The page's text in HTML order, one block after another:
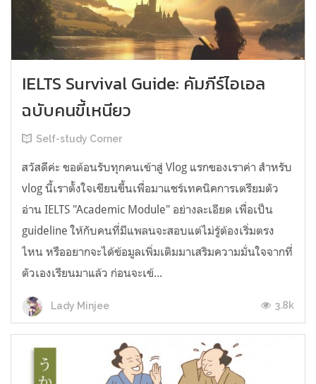
IELTS Survival Guide: คัมภีร์ไอเอล
ฉบับคนขี้เหนียว
Self-study Corner
สวัสดีค่ะ ขอต้อนรับทุกคนเข้าสู่ Vlog แรกของเราค่า สำหรับ
vlog นี้เราตั้งใจเขียนขึ้นเพื่อมาแชร์เทคนิคการเตรียมตัว
อ่าน IELTS "Academic Module" อย่างละเอียด เพื่อเป็น
guideline ให้กับคนที่มีแพลนจะสอบแต่ไม่รู้ต้องเริ่มตรง
ไหน หรืออยากจะได้ข้อมูลเพิ่มเติมมาเสริมความมั่นใจจากที่
ตัวเองเรียนมาแล้ว ก่อนจะเข้...
Lady Minjee 3.8k